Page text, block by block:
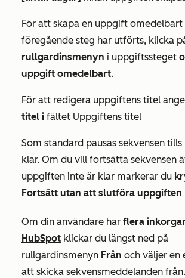
För att skapa en uppgift
föregående steg har utförts, klicka
rullgardinsmenyn i uppgiftssteget
uppgift omedelbart.
För att redigera uppgiftens titel
titel i fältet Uppgiftens titel
Som standard pausas sekvensen
klar. Om du vill fortsätta sekvensen
uppgiften inte är klar markerar du
Fortsätt utan att slutföra uppgiften
Om din användare har flera
HubSpot klickar du längst ned på
rullgardinsmenyn Från och väljer en
att skicka sekvensmeddelanden från.